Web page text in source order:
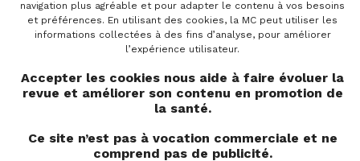
navigation plus agréable et pour adapter le contenu à vos besoins
et préférences. En utilisant des cookies, la MC peut utiliser les
informations collectées à des fins d’analyse, pour améliorer
l’expérience utilisateur.
Accepter les cookies nous aide à faire évoluer la
revue et améliorer son contenu en promotion de
la santé.
Ce site n’est pas à vocation commerciale et ne
comprend pas de publicité.
EFFACER
1 résultat trouvé